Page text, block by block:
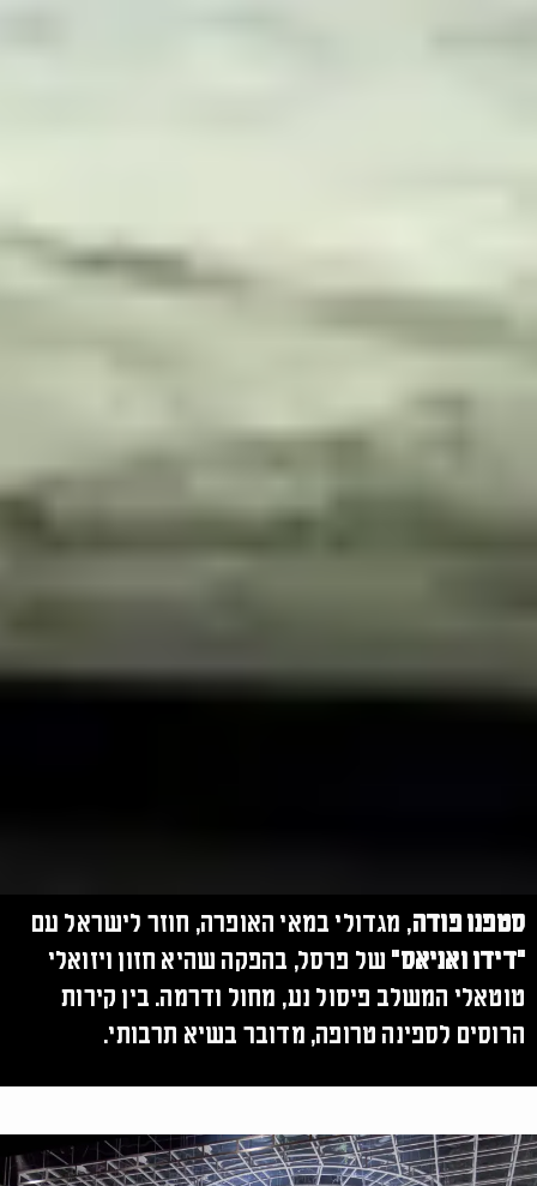
סטפנו פודה, מגדולי במאי האופרה, חוזר לישראל עם
"דידו ואניאס" של פרסל, בהפקה שהיא חזון ויזואלי
טוטאלי המשלב פיסול נע, מחול ודרמה. בין קירות
הרוסים לספינה טרופה, מדובר בשיא תרבותי.